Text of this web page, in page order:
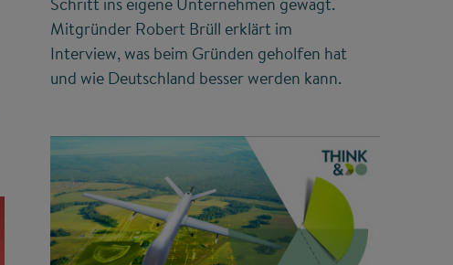
Mitgründer Robert Brüll erklärt im
Interview, was beim Gründen geholfen hat
und wie Deutschland besser werden kann.